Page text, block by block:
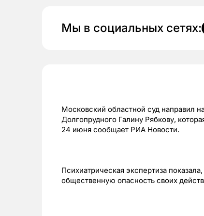
Мы в социальных сетях:
Московский областной суд направил
Долгопрудного Галину Рябкову,
24 июня сообщает РИА Новости.
Психиатрическая экспертиза
общественную опасность своих